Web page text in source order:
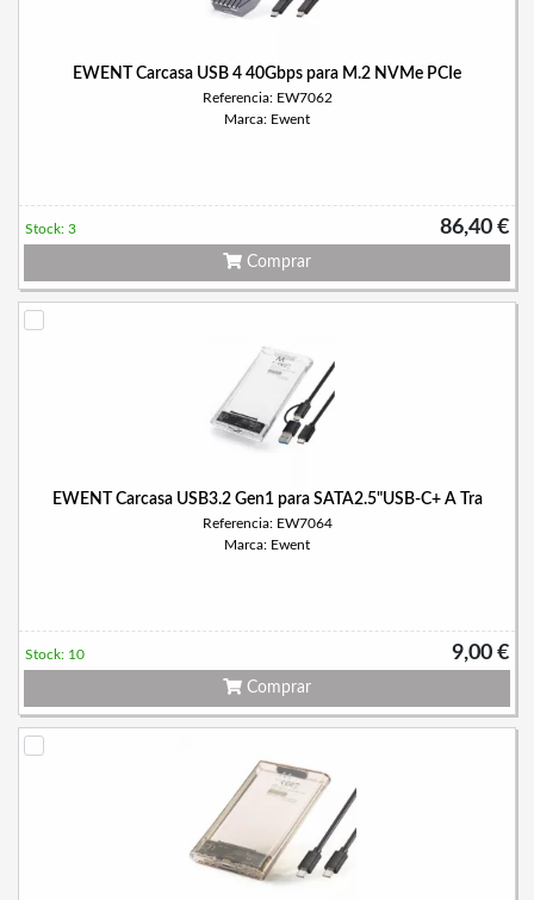
EWENT Carcasa USB 4 40Gbps para M.2 NVMe PCIe
Referencia: EW7062
Marca: Ewent
86,40 €
Stock: 3
Comprar
EWENT Carcasa USB3.2 Gen1 para SATA2.5"USB-C+ A Tra
Referencia: EW7064
Marca: Ewent
9,00 €
Stock: 10
Comprar